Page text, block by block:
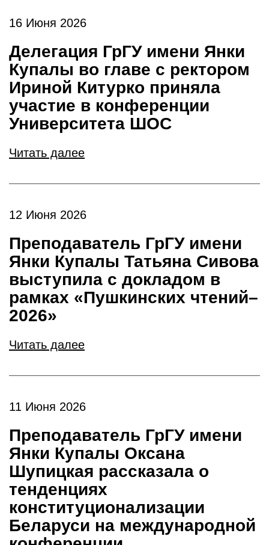
16 Июня 2026
Делегация ГрГУ имени Янки
Купалы во главе с ректором
Ириной Китурко приняла
участие в конференции
Университета ШОС
Читать далее
12 Июня 2026
Преподаватель ГрГУ имени
Янки Купалы Татьяна Сивова
выступила с докладом в
рамках «Пушкинских чтений–
2026»
Читать далее
11 Июня 2026
Преподаватель ГрГУ имени
Янки Купалы Оксана
Шупицкая рассказала о
тенденциях
конституционализации
Беларуси на международной